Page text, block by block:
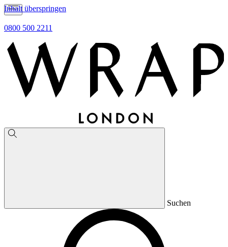
Inhalt überspringen
0800 500 2211
Suchen